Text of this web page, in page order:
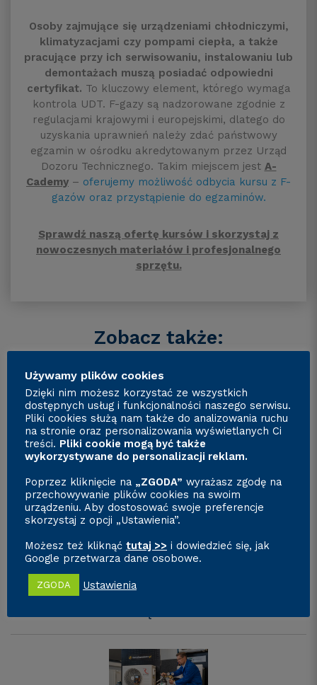
Osoby zajmujące się urządzeniami chłodniczymi,
klimatyzacjami czy pompami ciepła, a także
pracujące przy ich serwisowaniu, instalowaniu lub
demontażach muszą posiadać odpowiedni
certyfikat. To kluczowy element, którego wymaga
kontrola UDT. F-gazy są nadzorowane zgodnie z
regulacjami krajowymi i europejskimi, dlatego do
uzyskania uprawnień należy zdać państwowy
egzamin w ośrodku akredytowanym przez Urząd
Dozoru Technicznego. Takim miejscem jest A-
Cademy – oferujemy możliwość odbycia kursu z F-
gazów oraz przystąpienie do egzaminów.
Sprawdź naszą ofertę kursów i skorzystaj z
nowoczesnych materiałów i profesjonalnego
sprzętu.
Zobacz także:
Certyfikat F-gazy. Egzaminy
i szkolenia
Używamy plików cookies
Dzięki nim możesz korzystać ze wszystkich
dostępnych usług i funkcjonalności naszego serwisu.
Pliki cookies służą nam także do analizowania ruchu
na stronie oraz personalizowania wyświetlanych Ci
treści. Pliki cookie mogą być także
wykorzystywane do personalizacji reklam.
Poprzez kliknięcie na „ZGODA” wyrażasz zgodę na
przechowywanie plików cookies na swoim
urządzeniu. Aby dostosować swoje preferencje
skorzystaj z opcji „Ustawienia”.
Możesz też kliknąć tutaj >> i dowiedzieć się, jak
Google przetwarza dane osobowe.
ZGODA Ustawienia